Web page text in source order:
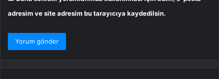
adresim ve site adresim bu tarayıcıya kaydedilsin.